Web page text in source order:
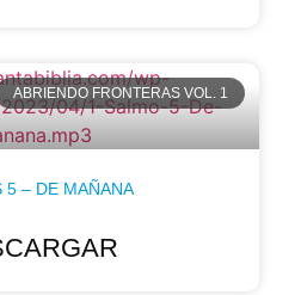
ABRIENDO FRONTERAS VOL. 1
5 – DE MAÑANA